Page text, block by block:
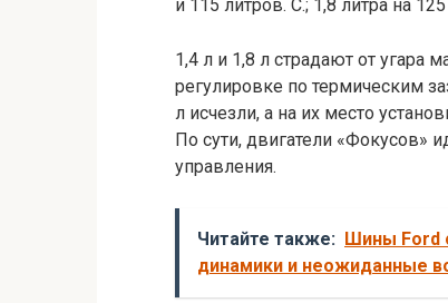
и 115 литров. С.; 1,8 литра на
1,4 л и 1,8 л страдают от угара
регулировке по термическим
л исчезли, а на их место
По сути, двигатели «Фокусов»
управления.
Читайте также: Шины Ford
динамики и неожиданные